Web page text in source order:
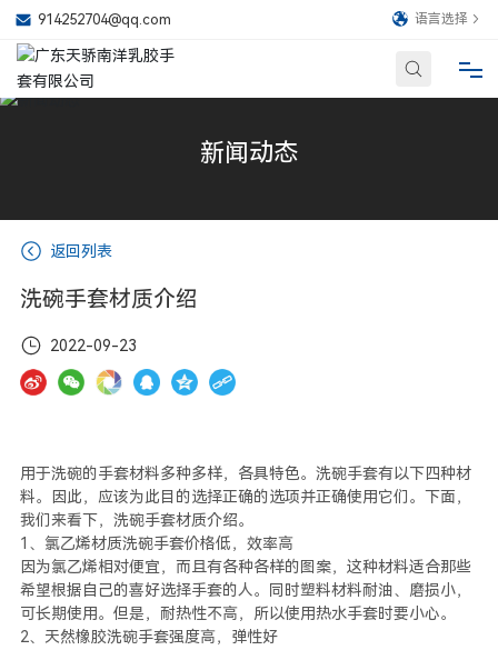
914252704@qq.com 语言选择
产品中心
新闻动态
在线留言
联系我们
新闻动态
返回列表
洗碗手套材质介绍
2022-09-23
用于洗碗的手套材料多种多样，各具特色。洗碗手套有以下四种材
料。因此，应该为此目的选择正确的选项并正确使用它们。下面，
我们来看下，洗碗手套材质介绍。
1、氯乙烯材质洗碗手套价格低，效率高
因为氯乙烯相对便宜，而且有各种各样的图案，这种材料适合那些
希望根据自己的喜好选择手套的人。同时塑料材料耐油、磨损小，
可长期使用。但是，耐热性不高，所以使用热水手套时要小心。
2、天然橡胶洗碗手套强度高，弹性好